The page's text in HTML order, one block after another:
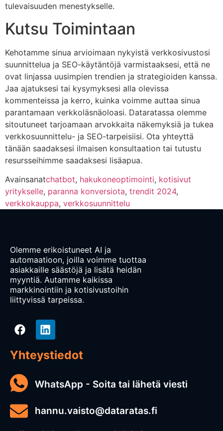
tulevaisuuden menestykselle.
Kutsu Toimintaan
Kehotamme sinua arvioimaan nykyistä verkkosivustosi
suunnittelua ja SEO-käytäntöjä varmistaaksesi, että ne
ovat linjassa uusimpien trendien ja strategioiden kanssa.
Jaa ajatuksesi tai kysymyksesi alla olevissa
kommenteissa ja kerro, kuinka voimme auttaa sinua
parantamaan verkkoläsnäoloasi. Dataratassa olemme
sitoutuneet tarjoamaan arvokkaita näkemyksiä ja tukea
verkkosuunnittelu- ja SEO-tarpeisiisi. Ota yhteyttä
tänään saadaksesi ilmaisen konsultaation tai tutustu
resursseihimme saadaksesi lisäapua.
Avainsanatchatbot, hakukoneoptimointi, kotisivut
yritykselle, paranna konversiota, trendit 2024,
verkkokauppa, verkkosuunnittelu
Olemme erikoistuneet AI ja
automaatioon, joilla voimme tuottaa
asiakkaille säästöjä ja lisätä heidän
myyntiä. Autamme kaikissa
markkinointiin ja kotisivustoihin
liittyvissä tarpeissa.
Yhteystiedot
WhatsApp - Soita tai lähetä viesti
hannu.vaisto@dataratas.fi